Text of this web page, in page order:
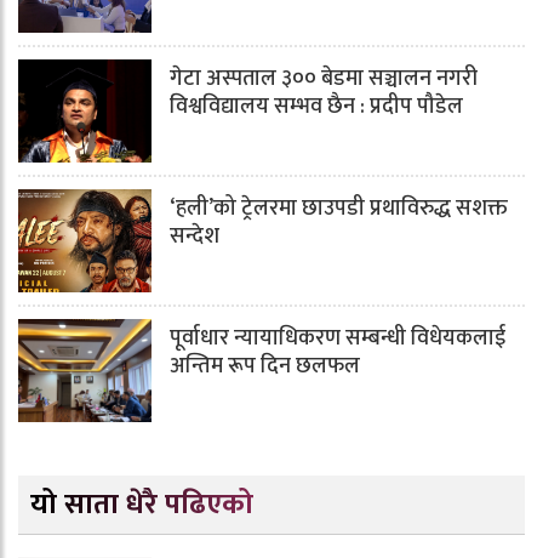
गेटा अस्पताल ३०० बेडमा सञ्चालन नगरी
विश्वविद्यालय सम्भव छैन : प्रदीप पौडेल
‘हली’को ट्रेलरमा छाउपडी प्रथाविरुद्ध सशक्त
सन्देश
पूर्वाधार न्यायाधिकरण सम्बन्धी विधेयकलाई
अन्तिम रूप दिन छलफल
यो साता धेरै पढिएको